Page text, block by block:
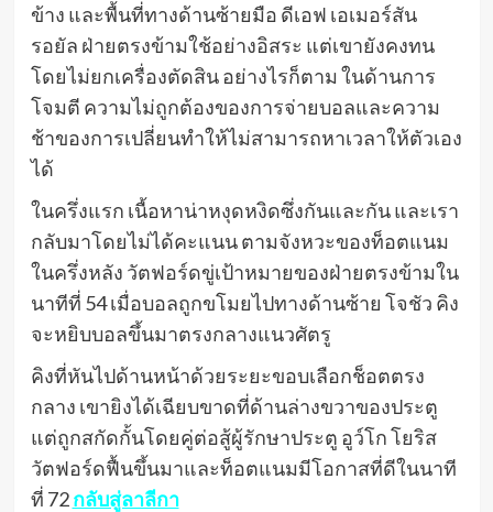
ข้าง และพื้นที่ทางด้านซ้ายมือ ดีเอฟ เอเมอร์สัน
รอยัล ฝ่ายตรงข้ามใช้อย่างอิสระ แต่เขายังคงทน
โดยไม่ยกเครื่องตัดสิน อย่างไรก็ตาม ในด้านการ
โจมตี ความไม่ถูกต้องของการจ่ายบอลและความ
ช้าของการเปลี่ยนทำให้ไม่สามารถหาเวลาให้ตัวเอง
ได้
ในครึ่งแรก เนื้อหาน่าหงุดหงิดซึ่งกันและกัน และเรา
กลับมาโดยไม่ได้คะแนน ตามจังหวะของท็อตแนม
ในครึ่งหลัง วัตฟอร์ดขู่เป้าหมายของฝ่ายตรงข้ามใน
นาทีที่ 54 เมื่อบอลถูกขโมยไปทางด้านซ้าย โจชัว คิง
จะหยิบบอลขึ้นมาตรงกลางแนวศัตรู
คิงที่หันไปด้านหน้าด้วยระยะขอบเลือกช็อตตรง
กลาง เขายิงได้เฉียบขาดที่ด้านล่างขวาของประตู
แต่ถูกสกัดกั้นโดยคู่ต่อสู้ผู้รักษาประตู อูว์โก โยริส
วัตฟอร์ดฟื้นขึ้นมาและท็อตแนมมีโอกาสที่ดีในนาที
ที่ 72กลับสู่ลาลีกา